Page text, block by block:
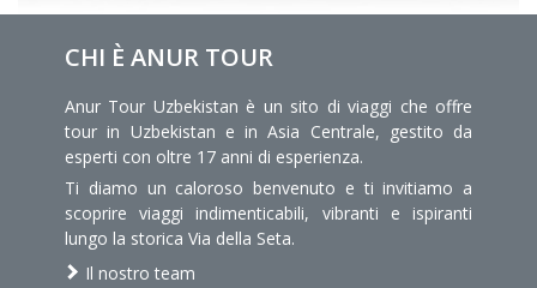
CHI È ANUR TOUR
Anur Tour Uzbekistan è un sito di viaggi che offre
tour in Uzbekistan e in Asia Centrale, gestito da
esperti con oltre 17 anni di esperienza.
Ti diamo un caloroso benvenuto e ti invitiamo a
scoprire viaggi indimenticabili, vibranti e ispiranti
lungo la storica Via della Seta.
Il nostro team